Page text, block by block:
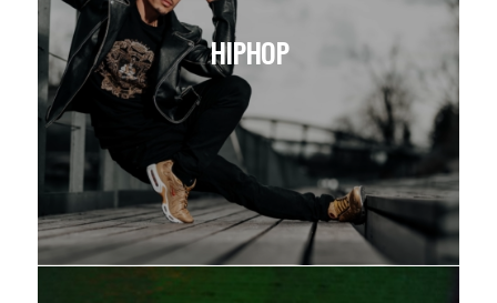
HIPHOP